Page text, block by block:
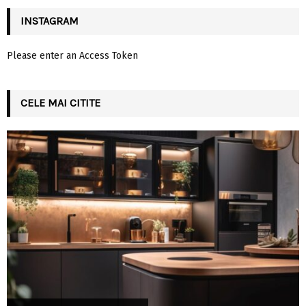
INSTAGRAM
Please enter an Access Token
CELE MAI CITITE